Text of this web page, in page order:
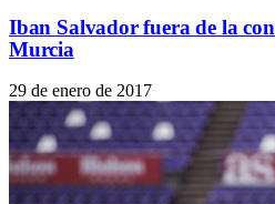
Iban Salvador fuera de la
Murcia
29 de enero de 2017